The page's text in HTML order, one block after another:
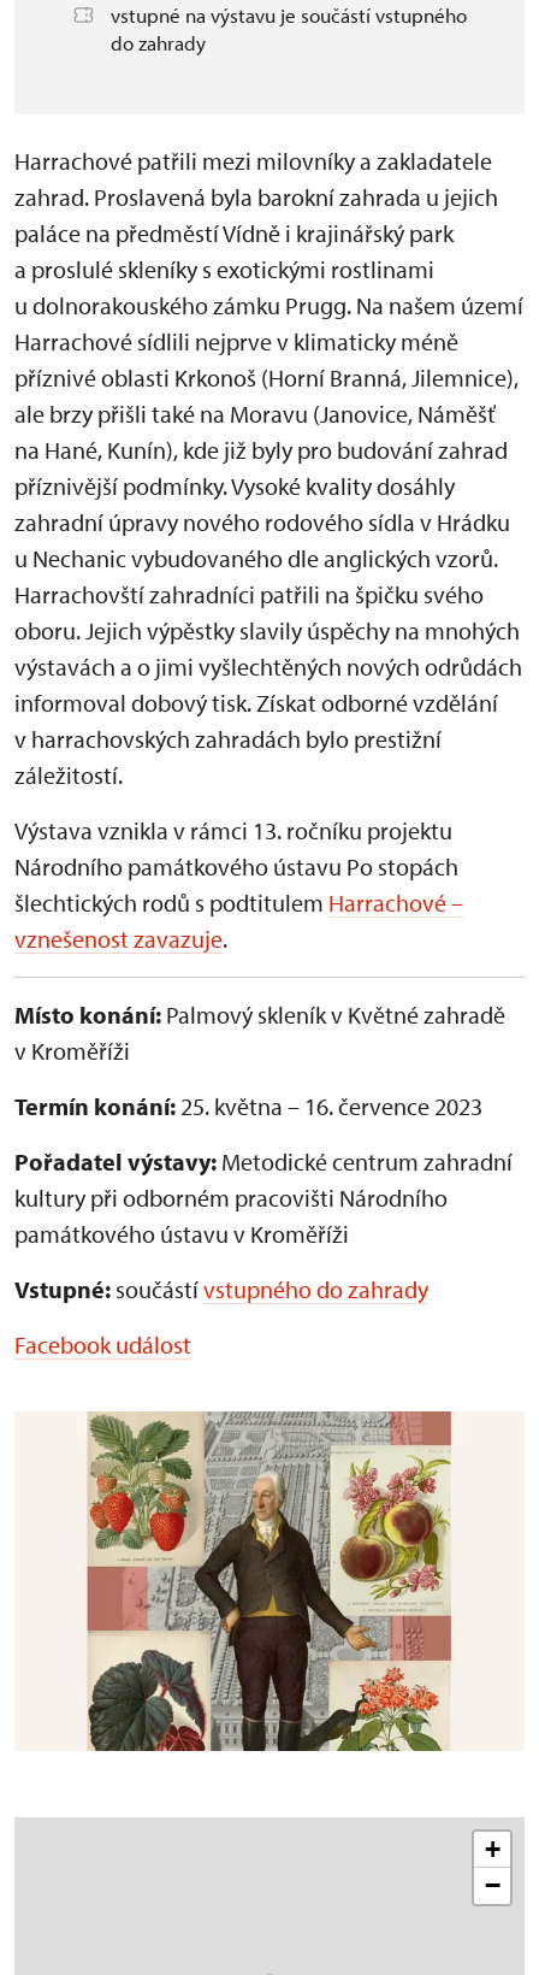
vstupné na výstavu je součástí vstupného
do zahrady
Harrachové patřili mezi milovníky a zakladatele
zahrad. Proslavená byla barokní zahrada u jejich
paláce na předměstí Vídně i krajinářský park
a proslulé skleníky s exotickými rostlinami
u dolnorakouského zámku Prugg. Na našem území
Harrachové sídlili nejprve v klimaticky méně
příznivé oblasti Krkonoš (Horní Branná, Jilemnice),
ale brzy přišli také na Moravu (Janovice, Náměšť
na Hané, Kunín), kde již byly pro budování zahrad
příznivější podmínky. Vysoké kvality dosáhly
zahradní úpravy nového rodového sídla v Hrádku
u Nechanic vybudovaného dle anglických vzorů.
Harrachovští zahradníci patřili na špičku svého
oboru. Jejich výpěstky slavily úspěchy na mnohých
výstavách a o jimi vyšlechtěných nových odrůdách
informoval dobový tisk. Získat odborné vzdělání
v harrachovských zahradách bylo prestižní
záležitostí.
Výstava vznikla v rámci 13. ročníku projektu
Národního památkového ústavu Po stopách
šlechtických rodů s podtitulem Harrachové –
vznešenost zavazuje.
Místo konání: Palmový skleník v Květné zahradě
v Kroměříži
Termín konání: 25. května – 16. července 2023
Pořadatel výstavy: Metodické centrum zahradní
kultury při odborném pracovišti Národního
památkového ústavu v Kroměříži
Vstupné: součástívstupného do zahrady
Facebook událost
+
−